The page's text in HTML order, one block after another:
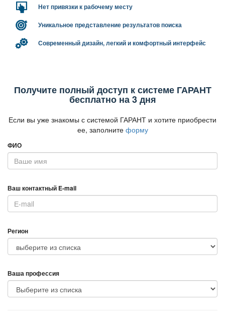
Нет привязки к рабочему месту
Уникальное представление результатов поиска
Современный дизайн, легкий и комфортный интерфейс
Получите полный доступ к системе ГАРАНТ
есплатно на 3 дня
Если вы уже знакомы с системой ГАРАНТ и хотите приобрести
ее, заполните форму
ФИО
аш контактный E-mail
Регион
аша профессия